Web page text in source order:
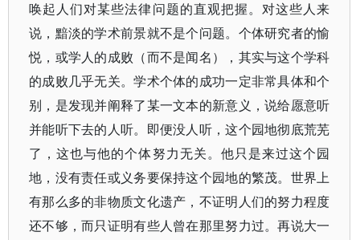
唤起人们对某些法律问题的直观把握。对这些人来
说，黯淡的学术前景就不是个问题。个体研究者的愉
悦，或学人的成败（而不是闻名），其实与这个学科
的成败几乎无关。学术个体的成功一定非常具体和个
别，是发现并阐释了某一文本的新意义，说给愿意听
并能听下去的人听。即便没人听，这个园地彻底荒芜
了，这也与他的个体努力无关。他只是来过这个园
地，没有责任或义务要保持这个园地的繁茂。世界上
有那么多的非物质文化遗产，不证明人们的努力程度
还不够，而只证明有些人曾在那里努力过。再说大一